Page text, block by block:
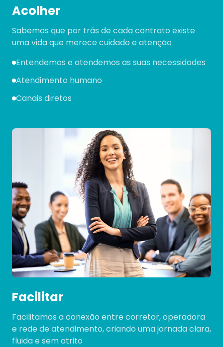
Acolher
Sabemos que por trás de cada contrato existe
uma vida que merece cuidado e atenção
Entendemos e atendemos as suas necessidades
Atendimento humano
Canais diretos
Facilitar
Facilitamos a conexão entre corretor, operadora
e rede de atendimento, criando uma jornada clara,
fluida e sem atrito